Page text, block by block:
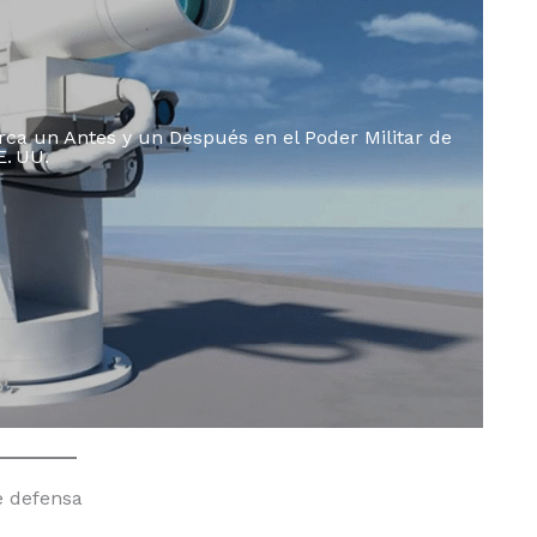
un Antes y un Después en el Poder Militar de
UU.
defensa